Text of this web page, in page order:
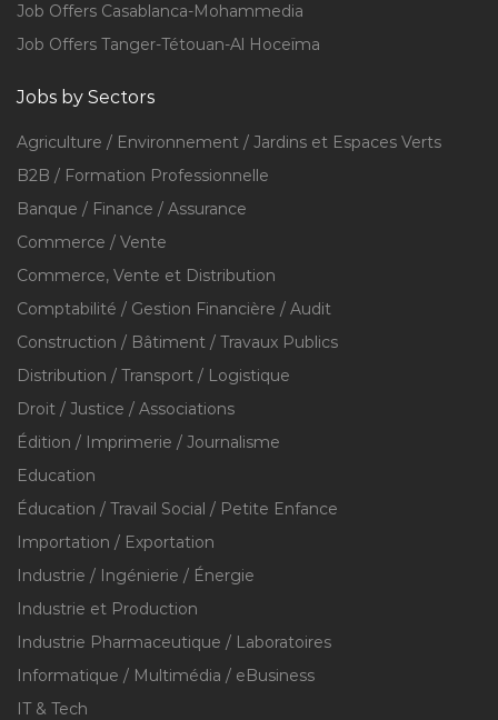
Job Offers Casablanca-Mohammedia
Job Offers Tanger-Tétouan-Al Hoceïma
Jobs by Sectors
Agriculture / Environnement / Jardins et Espaces Verts
B2B / Formation Professionnelle
Banque / Finance / Assurance
Commerce / Vente
Commerce, Vente et Distribution
Comptabilité / Gestion Financière / Audit
Construction / Bâtiment / Travaux Publics
Distribution / Transport / Logistique
Droit / Justice / Associations
Édition / Imprimerie / Journalisme
Education
Éducation / Travail Social / Petite Enfance
Importation / Exportation
Industrie / Ingénierie / Énergie
Industrie et Production
Industrie Pharmaceutique / Laboratoires
Informatique / Multimédia / eBusiness
IT & Tech